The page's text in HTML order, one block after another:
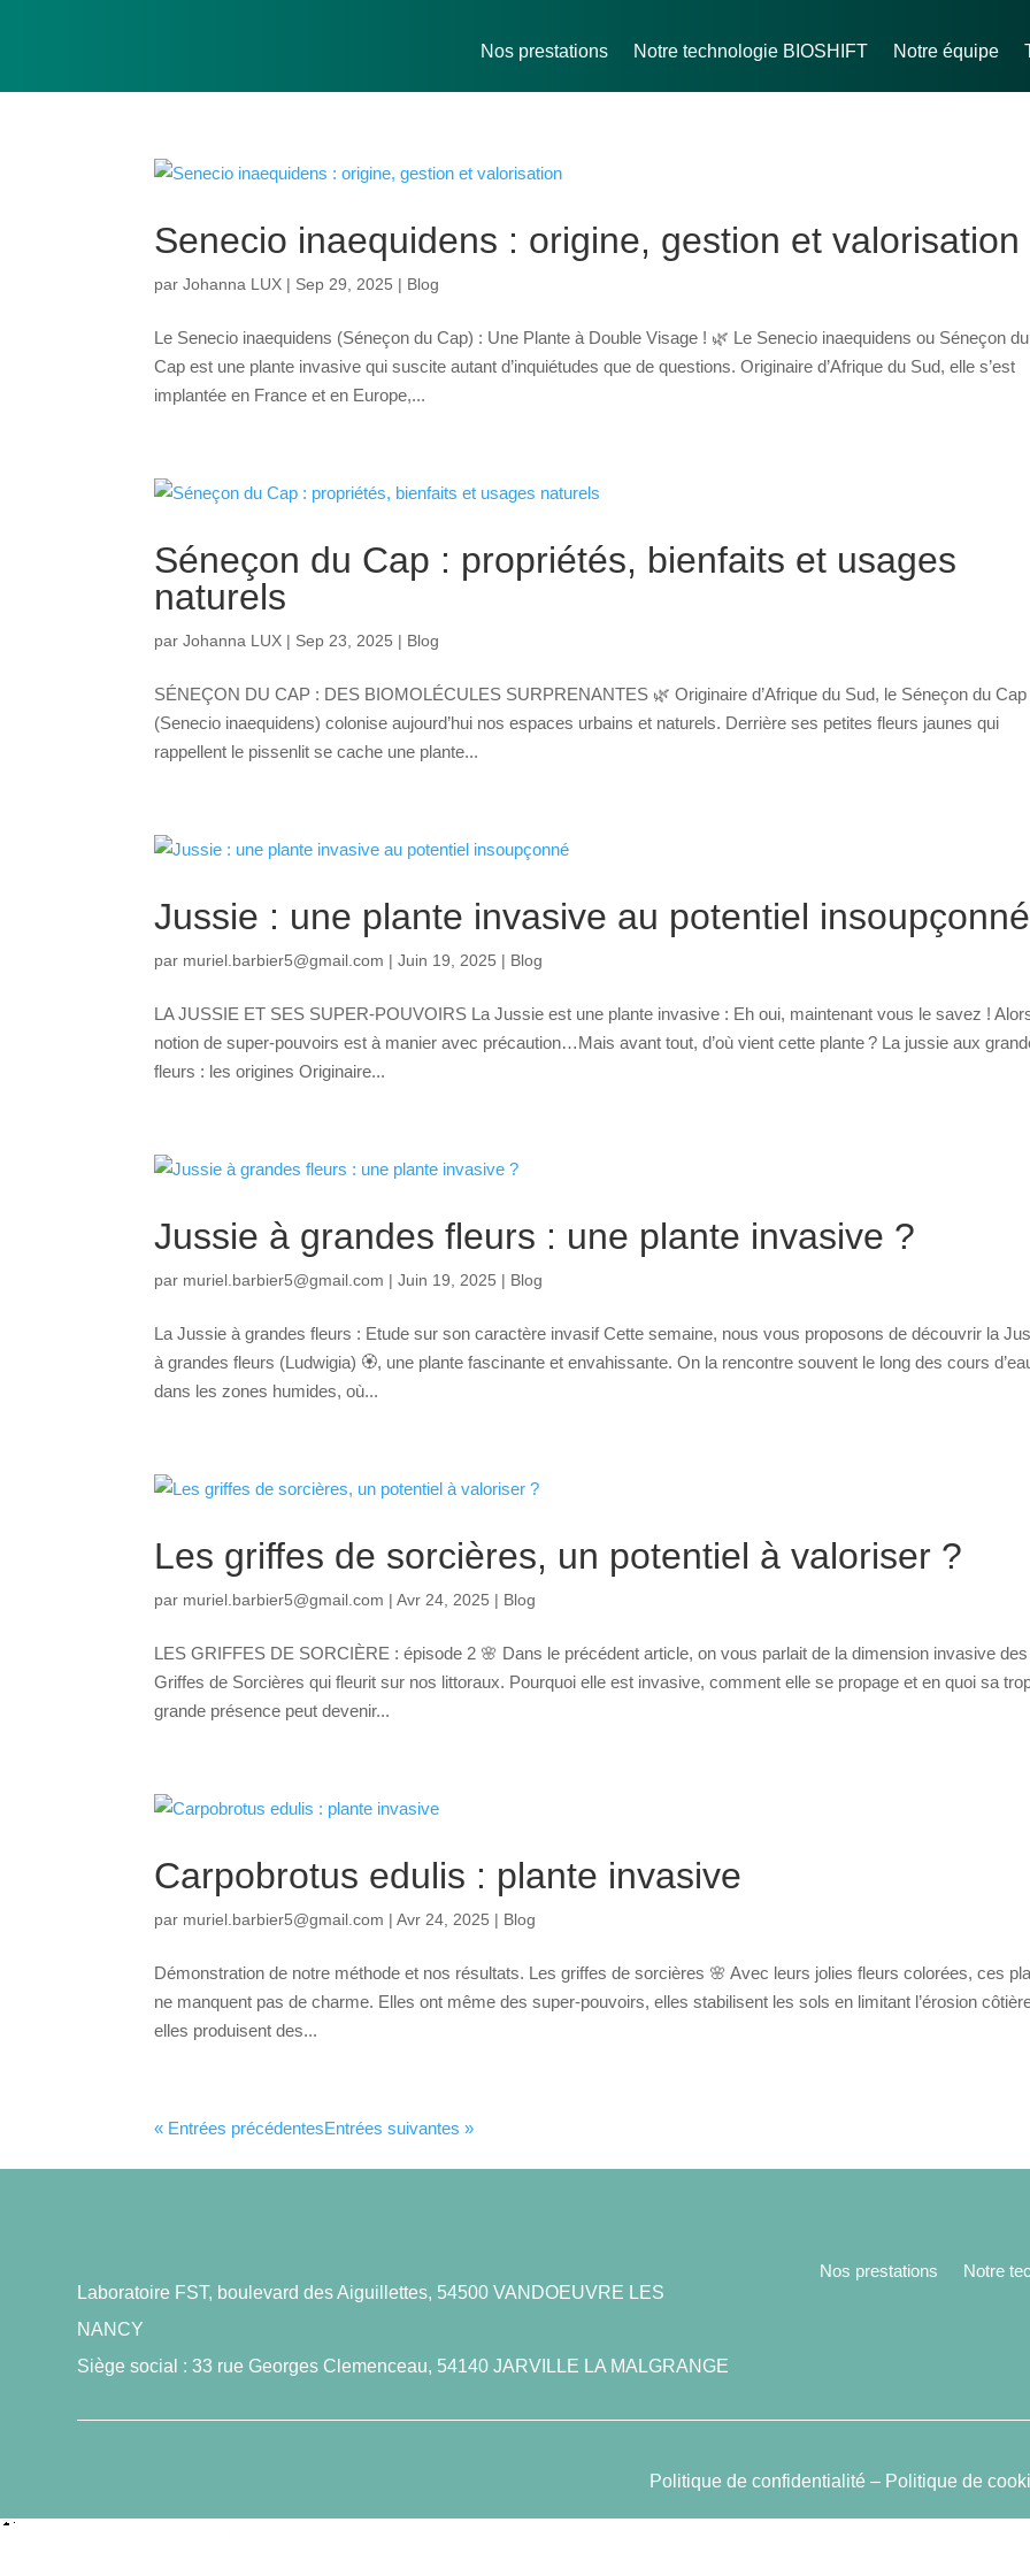
Nos prestations Notre technologie BIOSHIFT Notre équipe
Senecio inaequidens : origine, gestion et valorisation
parJohanna LUX | Sep 29, 2025 | Blog
Le Senecio inaequidens (Séneçon du Cap) : Une Plante à Double Visage ! 🌿 Le Senecio inaequidens ou Séneçon du
Cap est une plante invasive qui suscite autant d’inquiétudes que de questions. Originaire d’Afrique du Sud, elle s’est
implantée en France et en Europe,...
Séneçon du Cap : propriétés, bienfaits et usages
naturels
parJohanna LUX | Sep 23, 2025 | Blog
SÉNEÇON DU CAP : DES BIOMOLÉCULES SURPRENANTES 🌿 Originaire d’Afrique du Sud, le Séneçon du Cap
(Senecio inaequidens) colonise aujourd’hui nos espaces urbains et naturels. Derrière ses petites fleurs jaunes qui
rappellent le pissenlit se cache une plante...
Jussie : une plante invasive au potentiel insoupçonné
par muriel.barbier5@gmail.com |Juin 19, 2025 | Blog
LA JUSSIE ET SES SUPER-POUVOIRS La Jussie est une plante invasive : Eh oui, maintenant vous le savez !
notion de super-pouvoirs est à manier avec précaution…Mais avant tout, d’où vient cette plante ? La jussie aux
fleurs : les origines Originaire...
Jussie à grandes fleurs : une plante invasive ?
par muriel.barbier5@gmail.com |Juin 19, 2025 | Blog
La Jussie à grandes fleurs : Etude sur son caractère invasif Cette semaine, nous vous proposons de découvrir la
à grandes fleurs (Ludwigia) 🏵️, une plante fascinante et envahissante. On la rencontre souvent le long des cours
dans les zones humides, où...
Les griffes de sorcières, un potentiel à valoriser ?
par muriel.barbier5@gmail.com |Avr 24, 2025 | Blog
LES GRIFFES DE SORCIÈRE : épisode 2 🌸 Dans le précédent article, on vous parlait de la dimension invasive des
Griffes de Sorcières qui fleurit sur nos littoraux. Pourquoi elle est invasive, comment elle se propage et en quoi sa
grande présence peut devenir...
Carpobrotus edulis : plante invasive
par muriel.barbier5@gmail.com |Avr 24, 2025 | Blog
Démonstration de notre méthode et nos résultats. Les griffes de sorcières 🌸 Avec leurs jolies fleurs colorées, ces
ne manquent pas de charme. Elles ont même des super-pouvoirs, elles stabilisent les sols en limitant l’érosion
elles produisent des...
« Entrées précédentesEntrées suivantes »
Laboratoire FST, boulevard des Aiguillettes, 54500 VANDOEUVRE LES
NANCY
Siège social : 33 rue Georges Clemenceau, 54140 JARVILLE LA MALGRANGE
Nos prestations Notre
Politique de confidentialité – Politique de